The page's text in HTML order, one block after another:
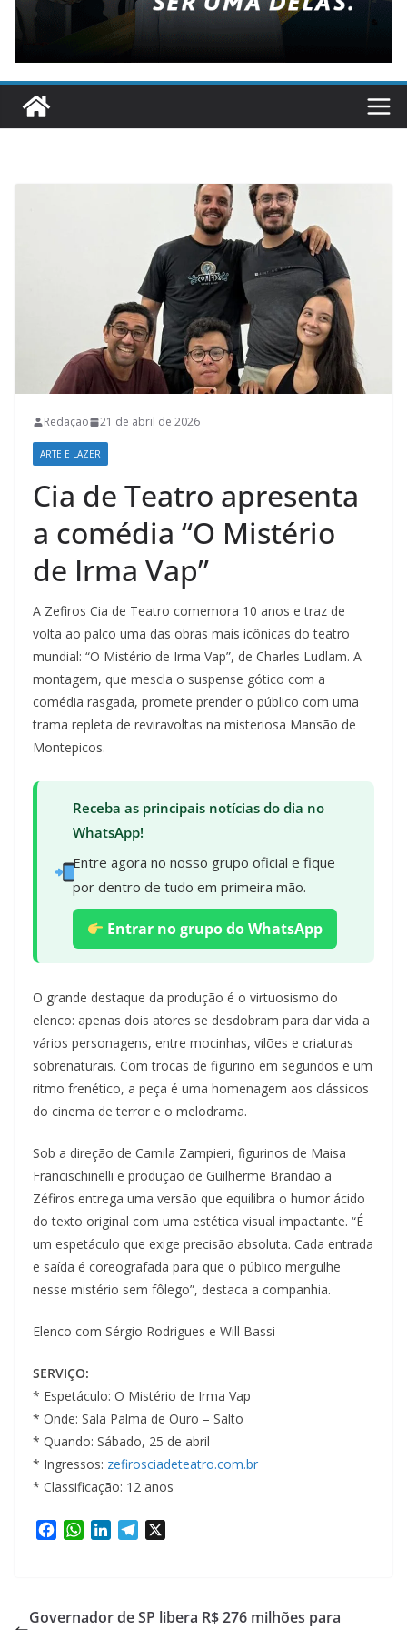
Redação 21 de abril de 2026
ARTE E LAZER
Cia de Teatro apresenta
a comédia “O Mistério
de Irma Vap”
A Zefiros Cia de Teatro comemora 10 anos e traz de
volta ao palco uma das obras mais icônicas do teatro
mundial: “O Mistério de Irma Vap”, de Charles Ludlam. A
montagem, que mescla o suspense gótico com a
comédia rasgada, promete prender o público com uma
trama repleta de reviravoltas na misteriosa Mansão de
Montepicos.
Receba as principais notícias do dia no
WhatsApp!
Entre agora no nosso grupo oficial e fique
por dentro de tudo em primeira mão.
Entrar no grupo do WhatsApp
O grande destaque da produção é o virtuosismo do
elenco: apenas dois atores se desdobram para dar vida a
vários personagens, entre mocinhas, vilões e criaturas
sobrenaturais. Com trocas de figurino em segundos e um
ritmo frenético, a peça é uma homenagem aos clássicos
do cinema de terror e o melodrama.
Sob a direção de Camila Zampieri, figurinos de Maisa
Francischinelli e produção de Guilherme Brandão a
Zéfiros entrega uma versão que equilibra o humor ácido
do texto original com uma estética visual impactante. “É
um espetáculo que exige precisão absoluta. Cada entrada
e saída é coreografada para que o público mergulhe
nesse mistério sem fôlego”, destaca a companhia.
Elenco com Sérgio Rodrigues e Will Bassi
SERVIÇO:
* Espetáculo: O Mistério de Irma Vap
* Onde: Sala Palma de Ouro – Salto
* Quando: Sábado, 25 de abril
* Ingressos: zefirosciadeteatro.com.br
* Classificação: 12 anos
b
W
s
e
g
Governador de SP libera R$ 276 milhões para